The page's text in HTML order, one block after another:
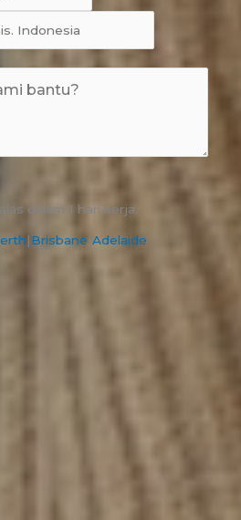
dalam 1 hari kerja.
|Brisbane|Adelaide